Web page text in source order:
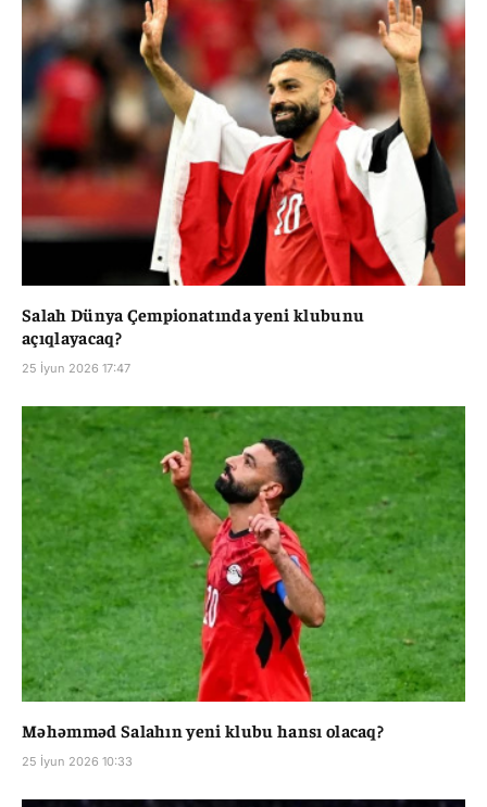
Salah Dünya Çempionatında yeni klubunu
açıqlayacaq?
25 İyun 2026 17:47
Məhəmməd Salahın yeni klubu hansı olacaq?
25 İyun 2026 10:33